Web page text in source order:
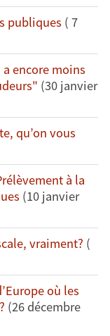
publiques ( 7
encore moins
(30 janvier
qu’on vous
à la
(10 janvier
vraiment? (
où les
(26 décembre